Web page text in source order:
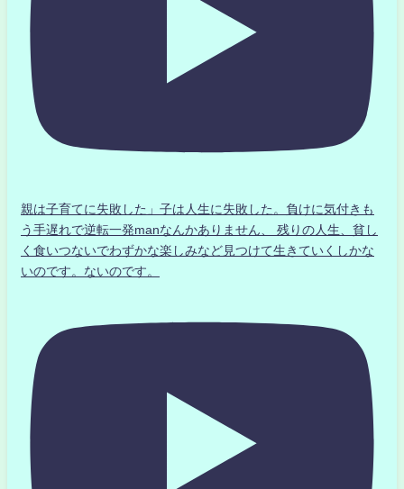
親は子育てに失敗した」子は人生に失敗した。負けに気付きも
う手遅れで逆転一発manなんかありません、 残りの人生、貧し
く食いつないでわずかな楽しみなど見つけて生きていくしかな
いのです。ないのです。